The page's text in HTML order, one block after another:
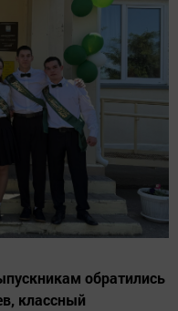
обратились
классный